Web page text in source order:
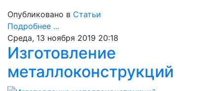
Опубликовано в Статьи
Подробнее ...
Среда, 13 ноября 2019 20:18
Изготовление
металлоконструкций